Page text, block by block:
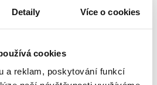
Detaily Více o cookies
cookies
a reklam, poskytování funkcí
newsletteru
novinky a exkluzivní produkty.
PŘIHLÁŠENÍ